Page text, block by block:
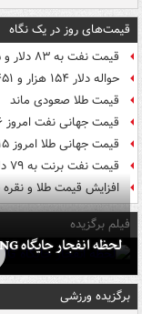
قیمت‌های روز در یک نگاه
قیمت نفت به ۸۳ دلار و ۵۵ سنت در هر بشکه رسید
حواله دلار ۱۵۴ هزار و ۴۵۱ تومان شد
قیمت طلا صعودی ماند
قیمت جهانی نفت امروز ۱۶ مرداد
قیمت جهانی طلا امروز ۱۵ مرداد
قیمت نفت برنت به ۷۹ دلار رسید
افزایش قیمت طلا و
فیلم برگزیده
لحظه انفجار جایگاه CNG "صحنه" در دوربین مداربسته
برگزیده ورزشی